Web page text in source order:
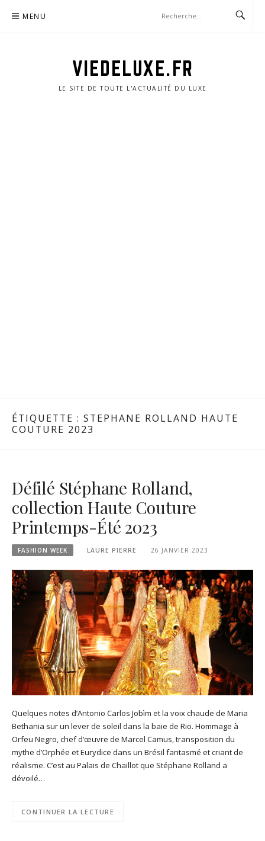
MENU
VIEDELUXE.FR
LE SITE DE TOUTE L'ACTUALITÉ DU LUXE
ÉTIQUETTE : STEPHANE ROLLAND HAUTE
COUTURE 2023
Défilé Stéphane Rolland,
collection Haute Couture
Printemps-Été 2023
FASHION WEEK LAURE PIERRE 26 JANVIER 2023
Quelques notes d’Antonio Carlos Jobìm et la voix chaude de Maria
Bethania sur un lever de soleil dans la baie de Rio. Hommage à
Orfeu Negro, chef d’œuvre de Marcel Camus, transposition du
mythe d’Orphée et Eurydice dans un Brésil fantasmé et criant de
réalisme. C’est au Palais de Chaillot que Stéphane Rolland a
dévoilé…
CONTINUER LA LECTURE